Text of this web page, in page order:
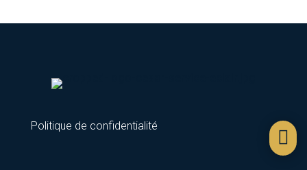

Politique de confidentialité